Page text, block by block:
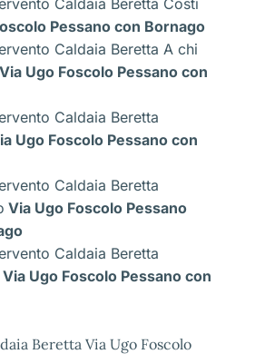
Pessano con Bornago
Caldaia Beretta A chi
Via Ugo Foscolo Pessano con
Caldaia Beretta
Ugo Foscolo Pessano con
Caldaia Beretta
Via Ugo Foscolo Pessano
Caldaia Beretta
Via Ugo Foscolo Pessano con
Beretta Via Ugo Foscolo